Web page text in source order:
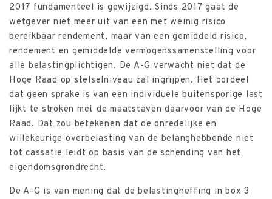
2017 fundamenteel is gewijzigd. Sinds 2017 gaat de
wetgever niet meer uit van een met weinig risico
bereikbaar rendement, maar van een gemiddeld risico,
rendement en gemiddelde vermogenssamenstelling voor
alle belastingplichtigen. De A-G verwacht niet dat de
Hoge Raad op stelselniveau zal ingrijpen. Het oordeel
dat geen sprake is van een individuele buitensporige last
lijkt te stroken met de maatstaven daarvoor van de Hoge
Raad. Dat zou betekenen dat de onredelijke en
willekeurige overbelasting van de belanghebbende niet
tot cassatie leidt op basis van de schending van het
eigendomsgrondrecht.
De A-G is van mening dat de belastingheffing in box 3